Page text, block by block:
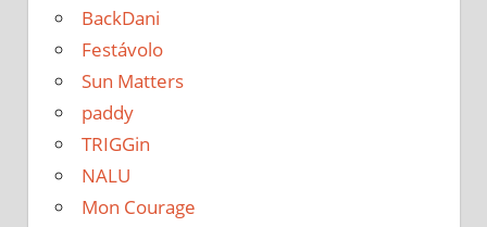
BackDani
Festávolo
Sun Matters
paddy
TRIGGin
NALU
Mon Courage